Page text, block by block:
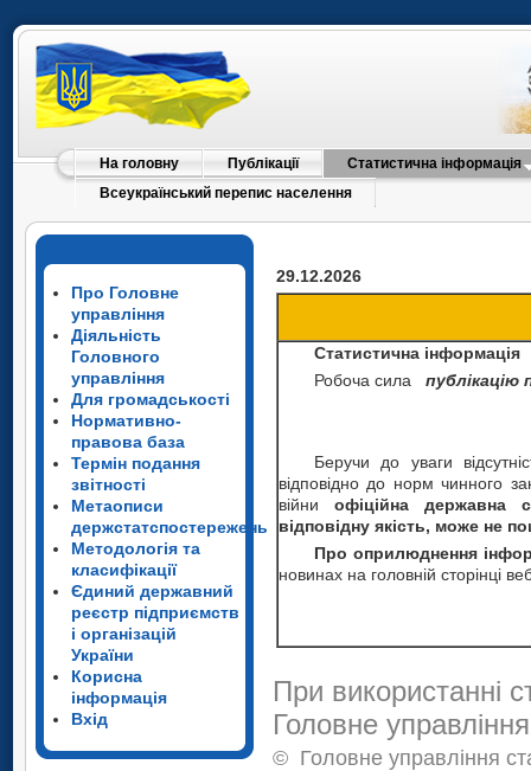
На головну Публікації
Статистична інформація
Всеукраїнський перепис населення
Про Головне
управління
Діяльність
Головного
управління
Для громадськості
Нормативно-
правова база
Термін подання
звітності
Метаописи
держстатспостережень
Методологія та
класифікації
Єдиний державний
реєстр підприємств
і організацій
України
Корисна
інформація
Вхід
29.12.2026
Статистична інформація
Робоча сила публікацію
Беручи до уваги
відповідно до норм чинного
війни офіційна державна
відповідну якість, може не
Про оприлюднення
новинах на головній сторінці
При використанні
Головне
© Головне управління